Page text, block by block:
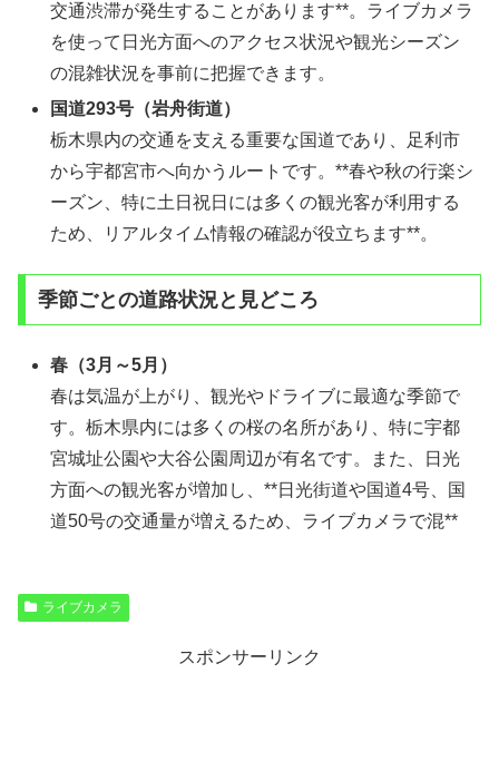
交通渋滞が発生することがあります**。ライブカメラ
を使って日光方面へのアクセス状況や観光シーズン
の混雑状況を事前に把握できます。
国道293号（岩舟街道）
栃木県内の交通を支える重要な国道であり、足利市
から宇都宮市へ向かうルートです。**春や秋の行楽シ
ーズン、特に土日祝日には多くの観光客が利用する
ため、リアルタイム情報の確認が役立ちます**。
季節ごとの道路状況と見どころ
春（3月～5月）
春は気温が上がり、観光やドライブに最適な季節で
す。栃木県内には多くの桜の名所があり、特に宇都
宮城址公園や大谷公園周辺が有名です。また、日光
方面への観光客が増加し、**日光街道や国道4号、国
道50号の交通量が増えるため、ライブカメラで混**
ライブカメラ
スポンサーリンク